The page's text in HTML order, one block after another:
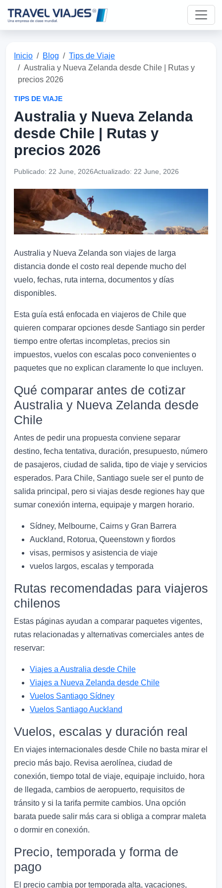
Inicio Blog
Tips de Viaje
Australia y Nueva Zelanda desde Chile | Rutas y
precios 2026
TIPS DE VIAJE
Australia y Nueva Zelanda
desde Chile | Rutas y
precios 2026
Publicado: 22 June, 2026Actualizado: 22 June, 2026
Australia y Nueva Zelanda son viajes de larga
distancia donde el costo real depende mucho del
vuelo, fechas, ruta interna, documentos y días
disponibles.
Esta guía está enfocada en viajeros de Chile que
quieren comparar opciones desde Santiago sin perder
tiempo entre ofertas incompletas, precios sin
impuestos, vuelos con escalas poco convenientes o
paquetes que no explican claramente lo que incluyen.
Qué comparar antes de cotizar
Australia y Nueva Zelanda desde
Chile
Antes de pedir una propuesta conviene separar
destino, fecha tentativa, duración, presupuesto, número
de pasajeros, ciudad de salida, tipo de viaje y servicios
esperados. Para Chile, Santiago suele ser el punto de
salida principal, pero si viajas desde regiones hay que
sumar conexión interna, equipaje y margen horario.
Sídney, Melbourne, Cairns y Gran Barrera
Auckland, Rotorua, Queenstown y fiordos
visas, permisos y asistencia de viaje
vuelos largos, escalas y temporada
Rutas recomendadas para viajeros
chilenos
Estas páginas ayudan a comparar paquetes vigentes,
rutas relacionadas y alternativas comerciales antes de
reservar:
Viajes a Australia desde Chile
Viajes a Nueva Zelanda desde Chile
Vuelos Santiago Sídney
Vuelos Santiago Auckland
Vuelos, escalas y duración real
En viajes internacionales desde Chile no basta mirar el
precio más bajo. Revisa aerolínea, ciudad de
conexión, tiempo total de viaje, equipaje incluido, hora
de llegada, cambios de aeropuerto, requisitos de
tránsito y si la tarifa permite cambios. Una opción
barata puede salir más cara si obliga a comprar maleta
o dormir en conexión.
Precio, temporada y forma de
pago
El precio cambia por temporada alta, vacaciones,